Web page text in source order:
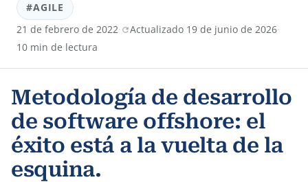
#AGILE
21 de febrero de 2022· Actualizado 19 de junio de 2026·
10 min de lectura
Metodología de desarrollo
de software offshore: el
éxito está a la vuelta de la
esquina.